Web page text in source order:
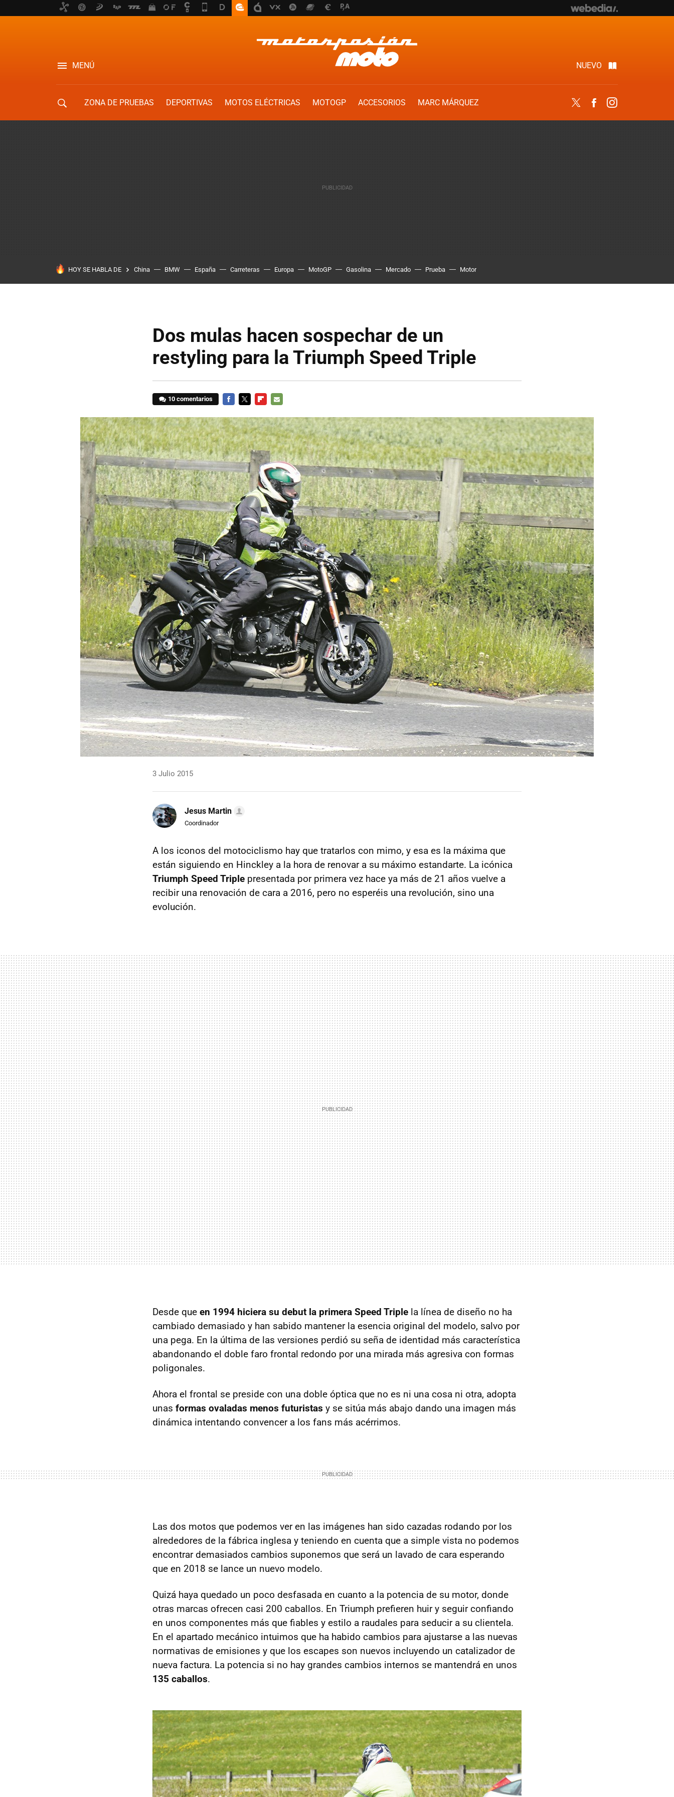
MENÚ NUEVO
ZONA DE PRUEBAS DEPORTIVAS MOTOS ELÉCTRICAS MOTOGP ACCESORIOS
MARC MÁRQUEZ
Twitter Facebook
HOY SE HABLA DE China BMW España Carreteras Europa MotoGP Gasolina Mercado Prueba Motor
Dos mulas hacen sospechar de un
restyling para la Triumph Speed Triple
10 comentarios
MAIL
3 Julio 2015
Jesus Martin
Coordinador
A los iconos del motociclismo hay que tratarlos con mimo, y esa es la máxima que
están siguiendo en Hinckley a la hora de renovar a su máximo estandarte. La icónica
Triumph Speed Triple presentada por primera vez hace ya más de 21 años vuelve a
recibir una renovación de cara a 2016, pero no esperéis una revolución, sino una
evolución.
Desde que en 1994 hiciera su debut la primera Speed Triple la línea de diseño no ha
cambiado demasiado y han sabido mantener la esencia original del modelo, salvo por
una pega. En la última de las versiones perdió su seña de identidad más característica
abandonando el doble faro frontal redondo por una mirada más agresiva con formas
poligonales.
Ahora el frontal se preside con una doble óptica que no es ni una cosa ni otra, adopta
unas formas ovaladas menos futuristas y se sitúa más abajo dando una imagen más
dinámica intentando convencer a los fans más acérrimos.
Las dos motos que podemos ver en las imágenes han sido cazadas rodando por los
alrededores de la fábrica inglesa y teniendo en cuenta que a simple vista no podemos
encontrar demasiados cambios suponemos que será un lavado de cara esperando
que en 2018 se lance un nuevo modelo.
Quizá haya quedado un poco desfasada en cuanto a la potencia de su motor, donde
otras marcas ofrecen casi 200 caballos. En Triumph prefieren huir y seguir confiando
en unos componentes más que fiables y estilo a raudales para seducir a su clientela.
En el apartado mecánico intuimos que ha habido cambios para ajustarse a las nuevas
normativas de emisiones y que los escapes son nuevos incluyendo un catalizador de
nueva factura. La potencia si no hay grandes cambios internos se mantendrá en unos
135 caballos.